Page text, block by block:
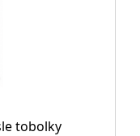
tobolky